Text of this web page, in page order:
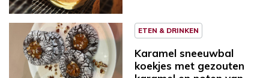
ETEN & DRINKEN
Karamel sneeuwbal
koekjes met gezouten